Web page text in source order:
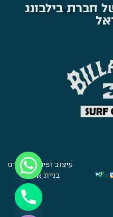
חברת בילבונג
עיצוב ופיתוח:סברס
בניית אתרים
Hide chaty